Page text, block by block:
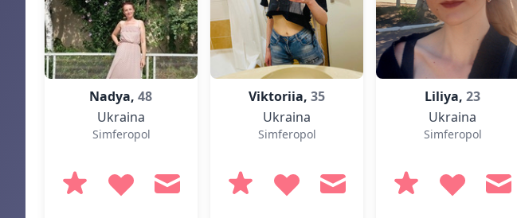
Nadya,48
Ukraina
Simferopol
Viktoriia, 35
Ukraina
Simferopol
Liliya, 23
Ukraina
Simferopol